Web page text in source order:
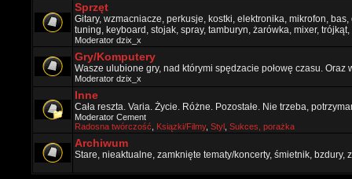
Sprzęt
Gitary, wzmacniacze, perkusje, kostki, elektronika, mikrofon,
tuning, keyboard, stojak, spray, tamburyn, żarówka, mixer, trójkąt,
Moderator dzix_x
Gry/Komputery
Wasze ulubione gry, nad którymi spędzacie połowę czasu.
Moderator dzix_x
Inne
Cała reszta. Varia. Życie. Różne. Pozostałe. Nie trzeba,
Moderator Cement
Radosna twórczość
Ksiązki/Filmy, Styl Sukces, porażka
Archiwum
Stare, nieaktualne, zamknięte tematy/koncerty, śmietnik, bzdury,